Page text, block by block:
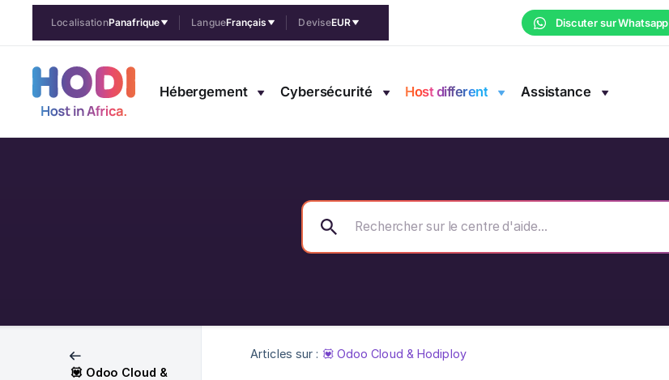
LocalisationPanafrique LangueFrançais DeviseEUR Discuter sur Whatsapp
Hébergement Cybersécurité Host different Assistance
💟 Odoo Cloud &
Articles sur : 💟 Odoo Cloud & Hodiploy